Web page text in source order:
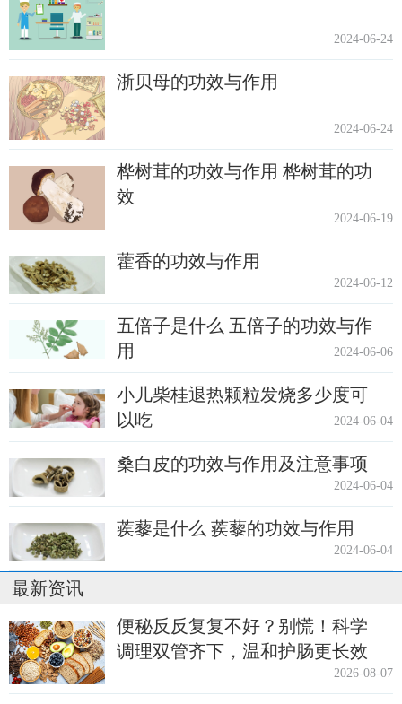
2024-06-24
浙贝母的功效与作用
2024-06-24
桦树茸的功效与作用 桦树茸的功
效
2024-06-19
藿香的功效与作用
2024-06-12
五倍子是什么 五倍子的功效与作
用
2024-06-06
小儿柴桂退热颗粒发烧多少度可
以吃
2024-06-04
桑白皮的功效与作用及注意事项
2024-06-04
蒺藜是什么 蒺藜的功效与作用
2024-06-04
最新资讯
便秘反反复复不好？别慌！科学
调理双管齐下，温和护肠更长效
2026-08-07